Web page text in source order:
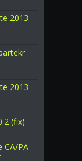
2013
2013
(fix)
CA/PA